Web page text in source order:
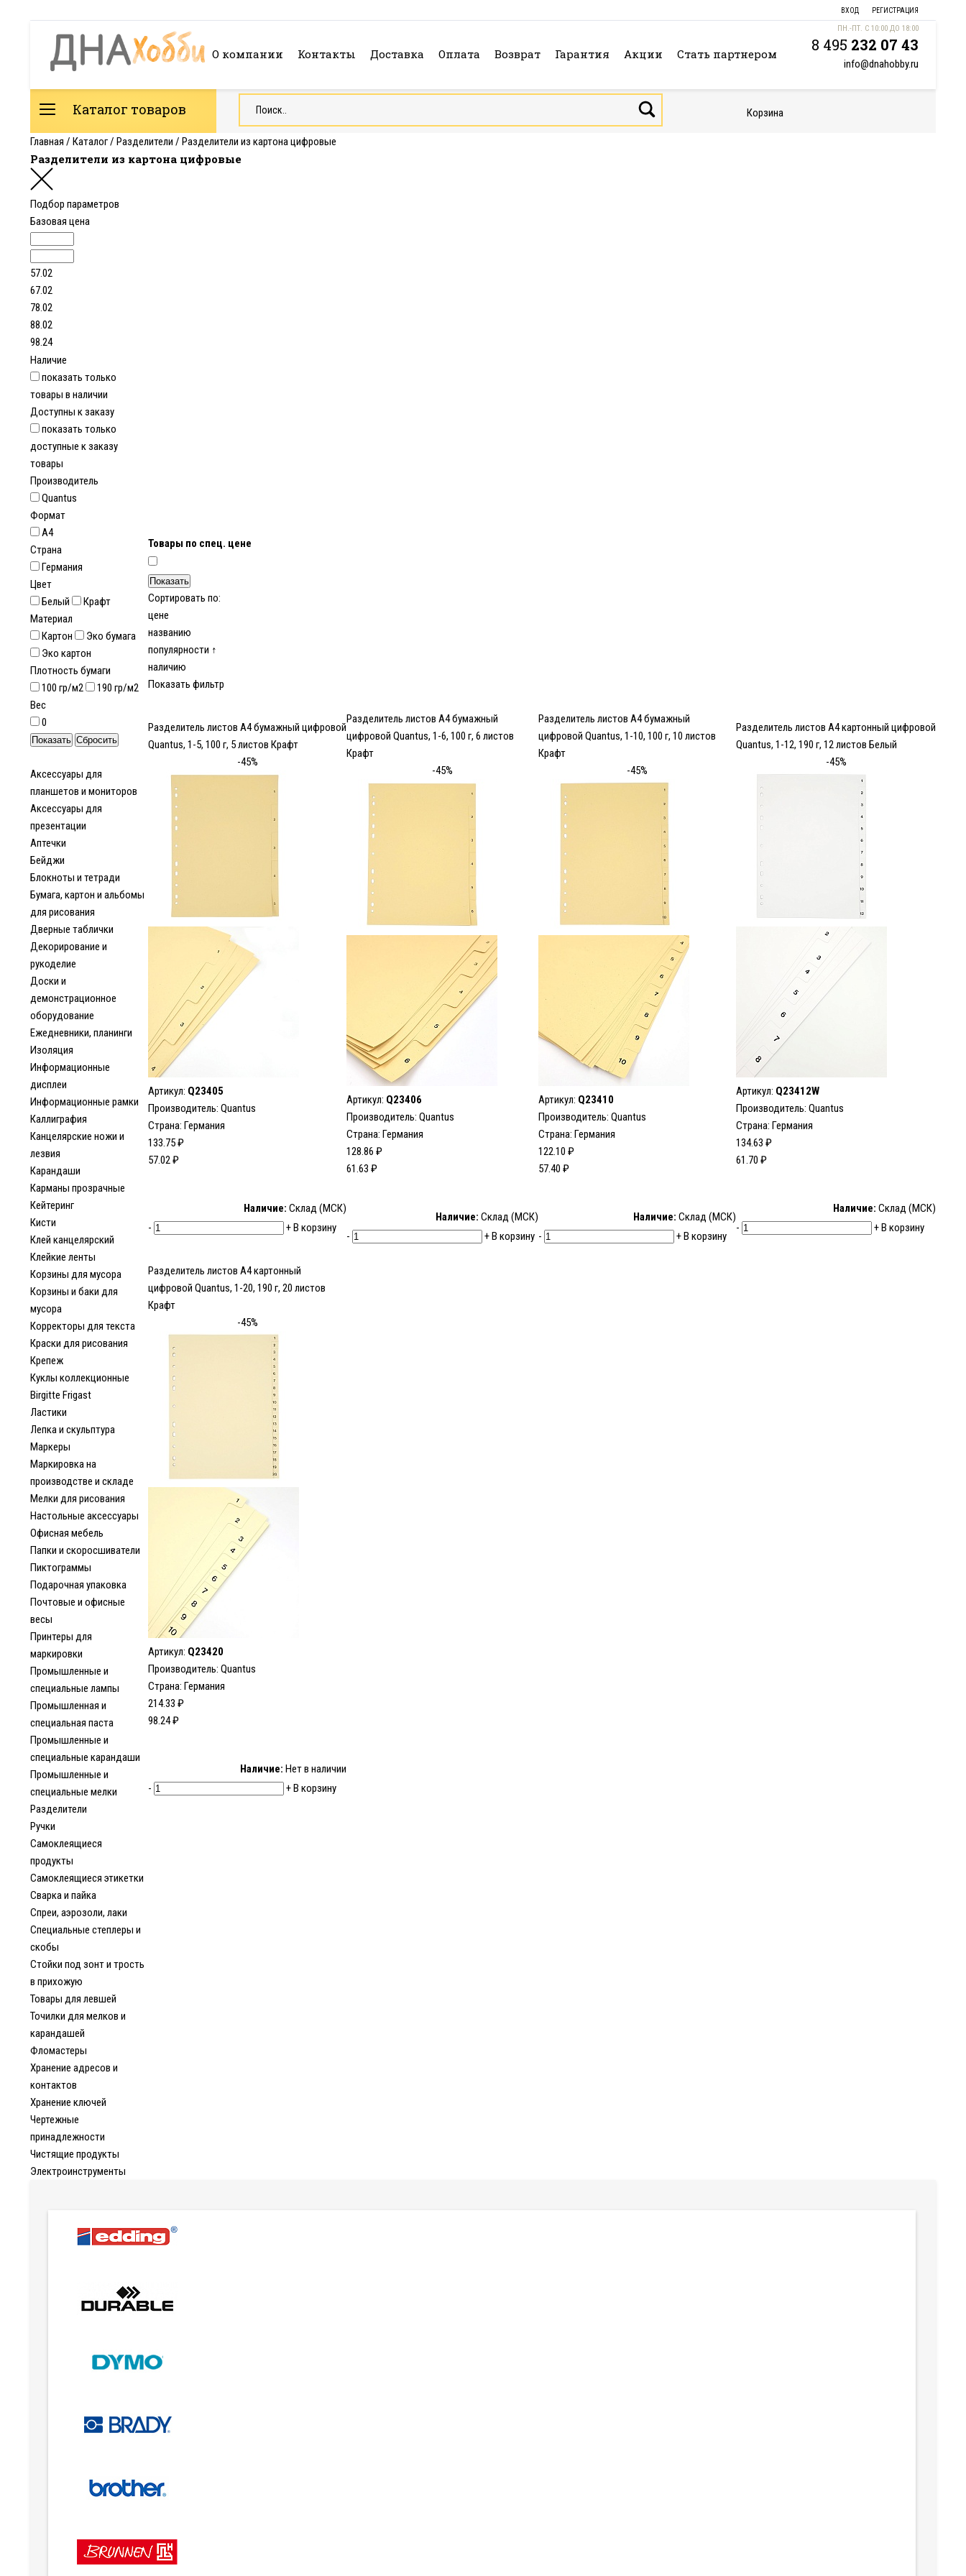
ВХОД РЕГИСТРАЦИЯ
О компании Контакты Доставка Оплата Возврат Гарантия Акции Стать партнером
ПН.-ПТ. С 10:00 ДО 18:00
8 495 232 07 43
info@dnahobby.ru
Каталог товаров Корзина
Главная / Каталог/ Разделители / Разделители из картона цифровые
Разделители из картона цифровые
Подбор параметров
Базовая цена
57.02
67.02
78.02
88.02
98.24
Наличие
показать только
товары в наличии
Доступны к заказу
показать только
доступные к заказу
товары
Производитель
Quantus
Формат
А4
Страна
Германия
Цвет
Белый
Крафт
Материал
Картон
Эко бумага
Эко картон
Плотность бумаги
100 гр/м2
190 гр/м2
Вес
0
Аксессуары для
планшетов и мониторов
Аксессуары для
презентации
Аптечки
Бейджи
Блокноты и тетради
Бумага, картон и альбомы
для рисования
Дверные таблички
Декорирование и
рукоделие
Доски и
демонстрационное
оборудование
Ежедневники, планинги
Изоляция
Информационные
дисплеи
Информационные рамки
Каллиграфия
Канцелярские ножи и
лезвия
Карандаши
Карманы прозрачные
Кейтеринг
Кисти
Клей канцелярский
Клейкие ленты
Корзины для мусора
Корзины и баки для
мусора
Корректоры для текста
Краски для рисования
Крепеж
Куклы коллекционные
Birgitte Frigast
Ластики
Лепка и скульптура
Маркеры
Маркировка на
производстве и складе
Мелки для рисования
Настольные аксессуары
Офисная мебель
Папки и скоросшиватели
Пиктограммы
Подарочная упаковка
Почтовые и офисные
весы
Принтеры для
маркировки
Промышленные и
специальные лампы
Промышленная и
специальная паста
Промышленные и
специальные карандаши
Промышленные и
специальные мелки
Разделители
Ручки
Самоклеящиеся
продукты
Самоклеящиеся этикетки
Сварка и пайка
Спреи, аэрозоли, лаки
Специальные степлеры и
скобы
Стойки под зонт и трость
в прихожую
Товары для левшей
Точилки для мелков и
карандашей
Фломастеры
Хранение адресов и
контактов
Хранение ключей
Чертежные
принадлежности
Чистящие продукты
Электроинструменты
Товары по спец. цене
Сортировать по:
цене
названию
популярности ↑
наличию
Показать фильтр
Разделитель листов А4 бумажный цифровой
Quantus, 1-5, 100 г, 5 листов Крафт
-45%
Артикул: Q23405
Производитель: Quantus
Страна: Германия
133.75 ₽
57.02 ₽
Наличие: Склад (МСК)
-
+В корзину
Разделитель листов А4 бумажный
цифровой Quantus, 1-6, 100 г, 6 листов
Крафт
-45%
Артикул: Q23406
Производитель: Quantus
Страна: Германия
128.86 ₽
61.63 ₽
Наличие: Склад (МСК)
-
+В корзину
Разделитель листов А4 бумажный
цифровой Quantus, 1-10, 100 г, 10 листов
Крафт
-45%
Артикул: Q23410
Производитель: Quantus
Страна: Германия
122.10 ₽
57.40 ₽
Наличие: Склад (МСК)
-
+В корзину
Разделитель листов А4 картонный цифровой
Quantus, 1-12, 190 г, 12 листов Белый
-45%
Артикул: Q23412W
Производитель: Quantus
Страна: Германия
134.63 ₽
61.70 ₽
Наличие: Склад (МСК)
-
+В корзину
Разделитель листов А4 картонный
цифровой Quantus, 1-20, 190 г, 20 листов
Крафт
-45%
Артикул: Q23420
Производитель: Quantus
Страна: Германия
214.33 ₽
98.24 ₽
Наличие: Нет в наличии
-
+В корзину